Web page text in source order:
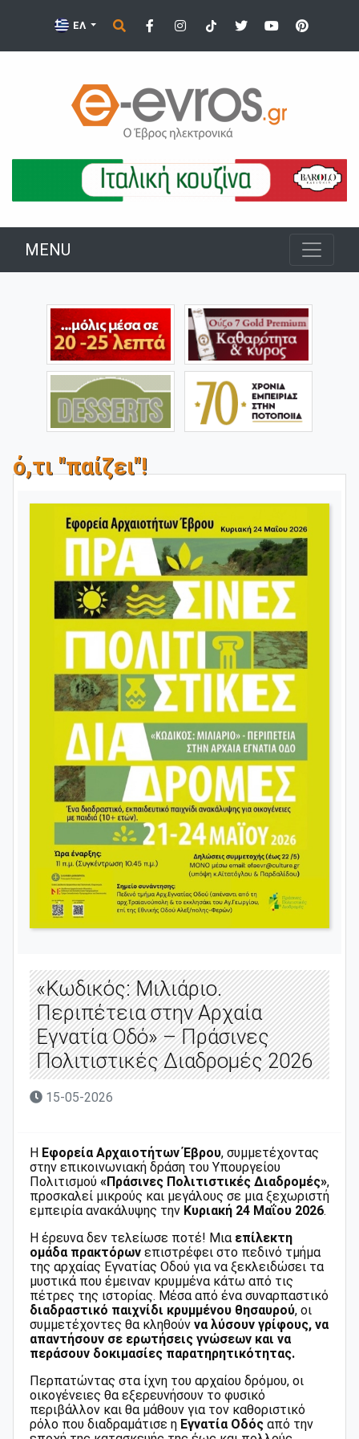
ΕΛ
MENU
ό,τι "παίζει"!
«Κωδικός: Μιλιάριο.
Περιπέτεια στην Αρχαία
Εγνατία Οδό» – Πράσινες
Πολιτιστικές Διαδρομές 2026
15-05-2026
Η Εφορεία Αρχαιοτήτων Έβρου, συμμετέχοντας
στην επικοινωνιακή δράση του Υπουργείου
Πολιτισμού «Πράσινες Πολιτιστικές Διαδρομές»,
προσκαλεί μικρούς και μεγάλους σε μια ξεχωριστή
εμπειρία ανακάλυψης την Κυριακή 24 Μαΐου 2026.
Η έρευνα δεν τελείωσε ποτέ! Μια επίλεκτη
ομάδα πρακτόρων επιστρέφει στο πεδινό τμήμα
της αρχαίας Εγνατίας Οδού για να ξεκλειδώσει τα
μυστικά που έμειναν κρυμμένα κάτω από τις
πέτρες της ιστορίας. Μέσα από ένα συναρπαστικό
διαδραστικό παιχνίδι κρυμμένου θησαυρού, οι
συμμετέχοντες θα κληθούν να λύσουν γρίφους, να
απαντήσουν σε ερωτήσεις γνώσεων και να
περάσουν δοκιμασίες παρατηρητικότητας.
Περπατώντας στα ίχνη του αρχαίου δρόμου, οι
οικογένειες θα εξερευνήσουν το φυσικό
περιβάλλον και θα μάθουν για τον καθοριστικό
ρόλο που διαδραμάτισε η Εγνατία Οδός από την